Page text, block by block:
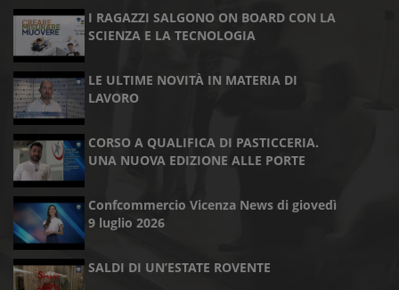
I RAGAZZI SALGONO ON BOARD CON LA
SCIENZA E LA TECNOLOGIA
LE ULTIME NOVITÀ IN MATERIA DI
LAVORO
CORSO A QUALIFICA DI PASTICCERIA.
UNA NUOVA EDIZIONE ALLE PORTE
Confcommercio Vicenza News di giovedì
9 luglio 2026
SALDI DI UN’ESTATE ROVENTE